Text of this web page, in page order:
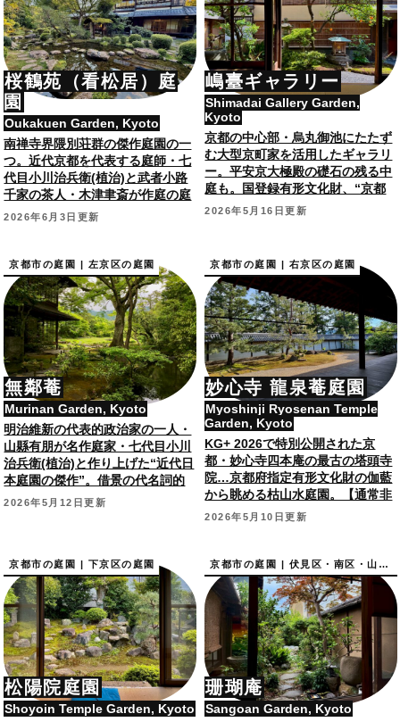
桜鶴苑（看松居）庭
園
Oukakuen Garden, Kyoto
南禅寺界隈別荘群の傑作庭園の一
つ。近代京都を代表する庭師・七
代目小川治兵衛(植治)と武者小路
千家の茶人・木津聿斎が作庭の庭
園で特別な時間を―
2026年6月3日更新
嶋臺ギャラリー
Shimadai Gallery Garden,
Kyoto
京都の中心部・烏丸御池にたたず
む大型京町家を活用したギャラリ
ー。平安京大極殿の礎石の残る中
庭も。国登録有形文化財、“京都
を彩る建物や庭園”選定。
2026年5月16日更新
京都市の庭園 | 左京区の庭園
無鄰菴
Murinan Garden, Kyoto
明治維新の代表的政治家の一人・
山縣有朋が名作庭家・七代目小川
治兵衛(植治)と作り上げた“近代日
本庭園の傑作”。借景の代名詞的
庭園で、国指定名勝。
2026年5月12日更新
京都市の庭園 | 右京区の庭園
妙心寺 龍泉菴庭園
Myoshinji Ryosenan Temple
Garden, Kyoto
KG+ 2026で特別公開された京
都・妙心寺四本庵の最古の塔頭寺
院…京都府指定有形文化財の伽藍
から眺める枯山水庭園。【通常非
公開】
2026年5月10日更新
京都市の庭園 | 下京区の庭園
松陽院庭園
Shoyoin Temple Garden, Kyoto
京都市の庭園 | 伏見区・南区・山科区の庭園
珊瑚庵
Sangoan Garden, Kyoto